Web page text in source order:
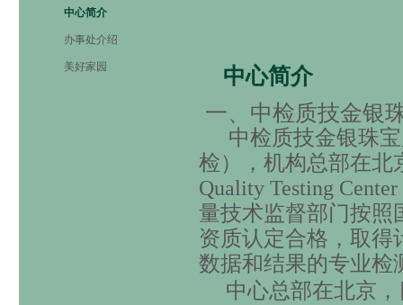
中心简介
办事处介绍
美好家园
中心简介
一、中检质技金银
中检质技金银珠
检），机构总部在北
Quality Testing Center
量技术监督部门按照
资质认定合格，取
数据和结果的专业检
中心总部在北京